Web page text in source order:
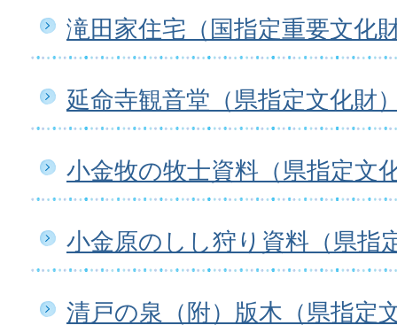
滝田家住宅（国指定重要文化
延命寺観音堂（県指定文化財
小金牧の牧士資料（県指定文
小金原のしし狩り資料（県指
清戸の泉（附）版木（県指定